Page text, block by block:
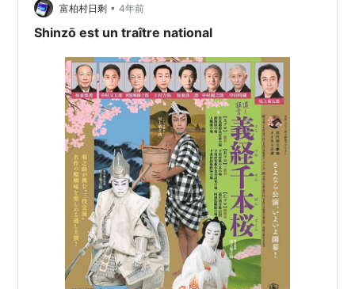
「曽我兄弟が親の仇である工藤祐経に会う」。ただそれ
だけの話です。 歌舞伎のおもちゃ箱だ！といった感じの
富柏村日剩 • 4年前
Shinzō est un traître national